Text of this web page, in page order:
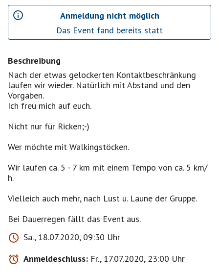
Anmeldung nicht möglich
Das Event fand bereits statt
Beschreibung
Nach der etwas gelockerten Kontaktbeschränkung
laufen wir wieder. Natürlich mit Abstand und den
Vorgaben.
Ich freu mich auf euch.
Nicht nur für Ricken;-)
Wer möchte mit Walkingstöcken.
Wir laufen ca. 5 - 7 km mit einem Tempo von ca. 5 km/
h.
Vielleich auch mehr, nach Lust u. Laune der Gruppe.
Bei Dauerregen fällt das Event aus.
Sa., 18.07.2020, 09:30 Uhr
Anmeldeschluss: Fr., 17.07.2020, 23:00 Uhr